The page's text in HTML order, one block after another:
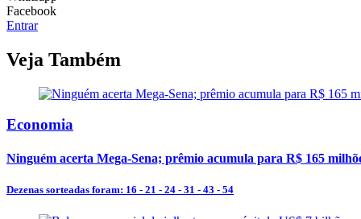
Facebook
Entrar
Veja Também
Economia
Ninguém acerta Mega-Sena; prêmio acumula para R$ 165
Dezenas sorteadas foram: 16 - 21 - 24 - 31 - 43 - 54